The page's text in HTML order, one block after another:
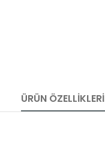
ÜRÜN ÖZELLIKLERI